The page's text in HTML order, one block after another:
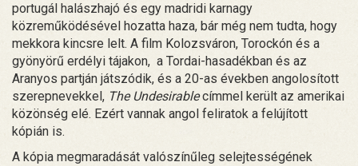
portugál halászhajó és egy madridi karnagy
közreműködésével hozatta haza, bár még nem tudta, hogy
mekkora kincsre lelt. A film Kolozsváron, Torockón és a
gyönyörű erdélyi tájakon, a Tordai-hasadékban és az
Aranyos partján játszódik, és a 20-as években angolosított
szerepnevekkel, The Undesirablecímmel került az amerikai
közönség elé. Ezért vannak angol feliratok a felújított
kópián is.
A kópia megmaradását valószínűleg selejtességének